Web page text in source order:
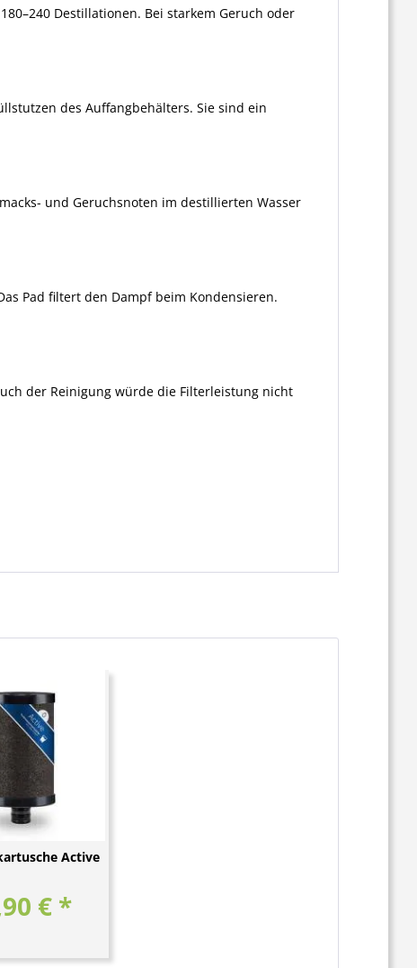
Destillationen. Bei starkem Geruch oder
des Auffangbehälters. Sie sind ein
und Geruchsnoten im destillierten Wasser
Pad filtert den Dampf beim Kondensieren.
der Reinigung würde die Filterleistung nicht
Active
€ *